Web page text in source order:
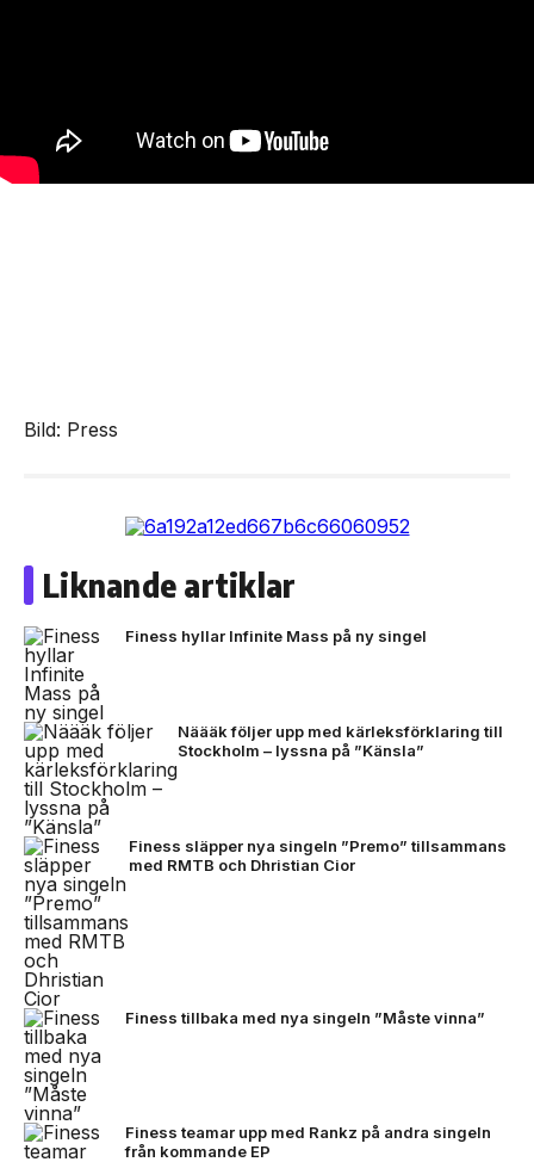
Bild: Press
Liknande artiklar
Finess hyllar Infinite Mass på ny singel
Näääk följer upp med kärleksförklaring till
Stockholm – lyssna på ”Känsla”
Finess släpper nya singeln ”Premo” tillsammans
med RMTB och Dhristian Cior
Finess tillbaka med nya singeln ”Måste vinna”
Finess teamar upp med Rankz på andra singeln
från kommande EP